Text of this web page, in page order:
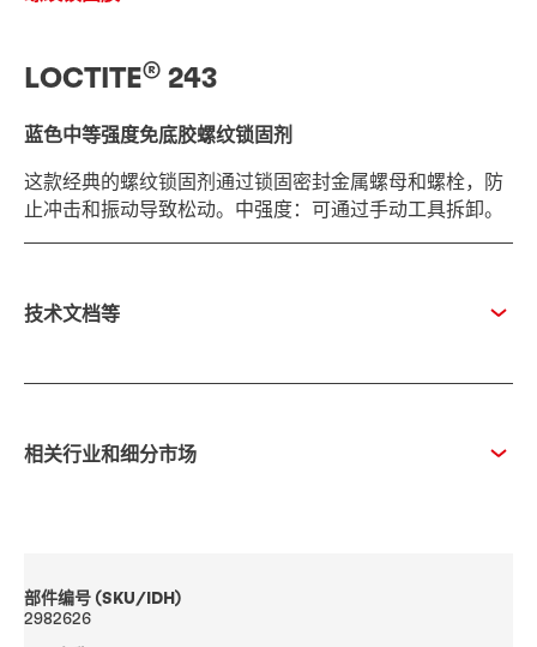
LOCTITE® 243
蓝色中等强度免底胶螺纹锁固剂
这款经典的螺纹锁固剂通过锁固密封金属螺母和螺栓，防
止冲击和振动导致松动。中强度：可通过手动工具拆卸。
技术文档等
相关行业和细分市场
部件编号 (SKU/IDH)
2982626